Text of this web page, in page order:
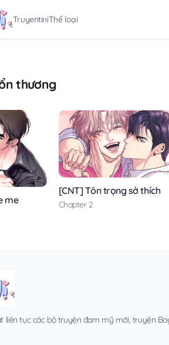
TruyentiniThể loại
thương
me
[CNT] Tôn trọng sở thích
Chapter 2
liên tục các bộ truyện đam mỹ mới, truyện